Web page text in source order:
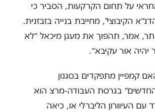
על תחום הקרקעות, הסביר כי
הקיבוצי", מחייבת בנייה בזבזנית.
אמר, תהפוך את מעגן מיכאל ״לא
יהיה אור עקיבא״.
קמפיין מתפקדים בסגנון
החדשים״ בגרסת העבודה-מרצ הוא
עם העיוורון הליברלי או, כיאה